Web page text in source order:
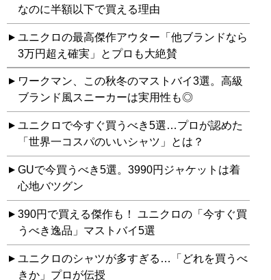
なのに半額以下で買える理由
ユニクロの最高傑作アウター「他ブランドなら
3万円超え確実」とプロも大絶賛
ワークマン、この秋冬のマストバイ3選。高級
ブランド風スニーカーは実用性も◎
ユニクロで今すぐ買うべき5選…プロが認めた
「世界一コスパのいいシャツ」とは？
GUで今買うべき5選。3990円ジャケットは着
心地バツグン
390円で買える傑作も！ ユニクロの「今すぐ買
うべき逸品」マストバイ5選
ユニクロのシャツが多すぎる…「どれを買うべ
きか」プロが伝授